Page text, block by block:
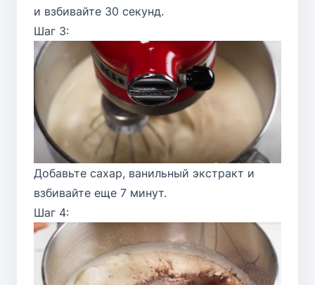
и взбивайте 30 секунд.
Шаг 3:
Добавьте сахар, ванильный экстракт и
взбивайте еще 7 минут.
Шаг 4: